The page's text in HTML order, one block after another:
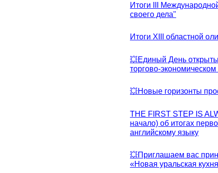
Итоги III
своего дела"
Итоги XIII областной
💥Единый День
торгово-
💥Новые горизонты
THE FIRST STEP IS
начало) об итогах
английскому языку
💥Приглашаем вас
«Новая уральская